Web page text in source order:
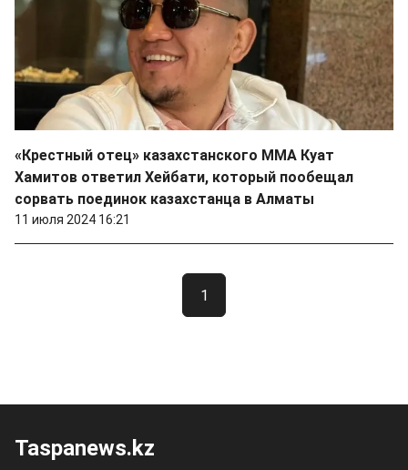
«Крестный отец» казахстанского ММА Куат
Хамитов ответил Хейбати, который пообещал
сорвать поединок казахстанца в Алматы
11 июля 2024 16:21
1
Taspanews.kz